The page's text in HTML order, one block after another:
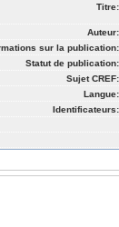
Titre:
Auteur:
sur la publication:
Statut de publication:
Sujet CREF:
Langue:
Identificateurs: